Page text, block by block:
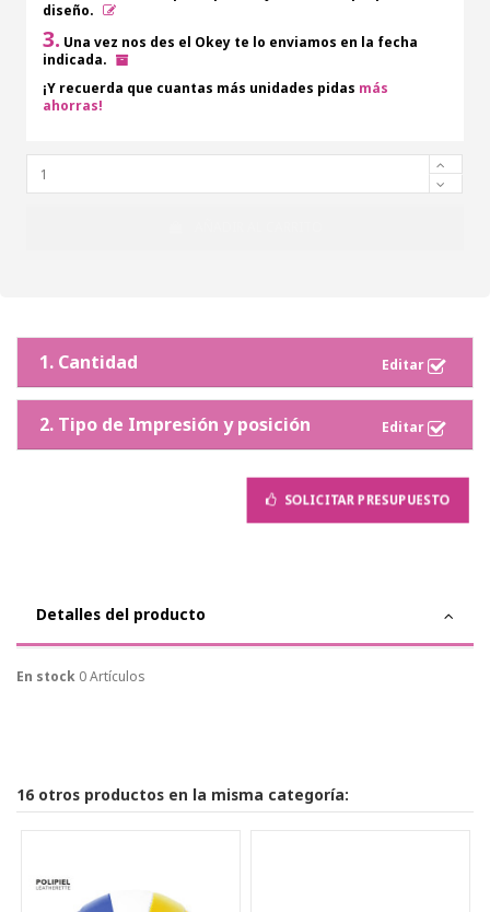
diseño.
3. Una vez nos des el Okey te lo enviamos en la fecha
indicada.
¡Y recuerda que cuantas más unidades pidas más
ahorras!
1. Cantidad
2. Tipo de Impresión y posición
SOLICITAR PRESUPUESTO
Detalles del producto
En stock 0 Artículos
16 otros productos en la misma categoría: